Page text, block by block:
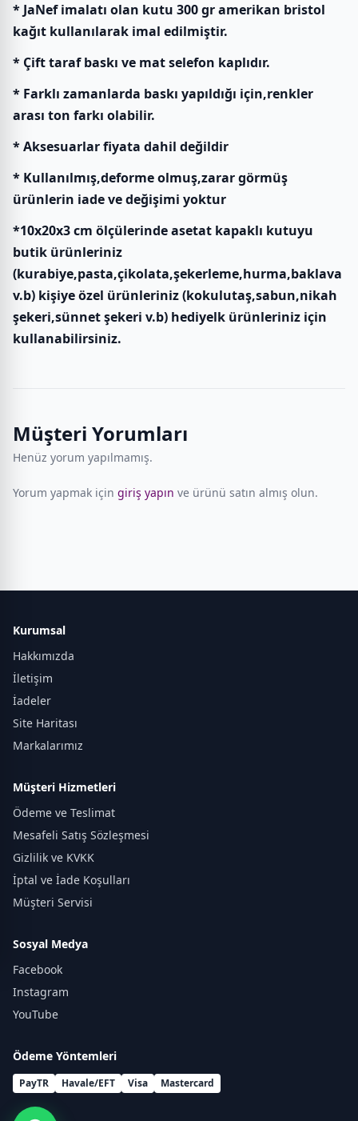
* JaNef imalatı olan kutu 300 gr amerikan bristol
kağıt kullanılarak imal edilmiştir.
* Çift taraf baskı ve mat selefon kaplıdır.
* Farklı zamanlarda baskı yapıldığı için,renkler
arası ton farkı olabilir.
* Aksesuarlar fiyata dahil değildir
* Kullanılmış,deforme olmuş,zarar görmüş
ürünlerin iade ve değişimi yoktur
*10x20x3 cm ölçülerinde asetat kapaklı kutuyu
butik ürünleriniz
(kurabiye,pasta,çikolata,şekerleme,hurma,baklava
v.b) kişiye özel ürünleriniz (kokulutaş,sabun,nikah
şekeri,sünnet şekeri v.b) hediyelk ürünleriniz için
kullanabilirsiniz.
Müşteri Yorumları
Henüz yorum yapılmamış.
Yorum yapmak için giriş yapın ve ürünü satın almış olun.
Kurumsal
Hakkımızda
İletişim
İadeler
Site Haritası
Markalarımız
Müşteri Hizmetleri
Ödeme ve Teslimat
Mesafeli Satış Sözleşmesi
Gizlilik ve KVKK
İptal ve İade Koşulları
Müşteri Servisi
Sosyal Medya
Facebook
Instagram
YouTube
Ödeme Yöntemleri
PayTR Havale/EFT Visa Mastercard